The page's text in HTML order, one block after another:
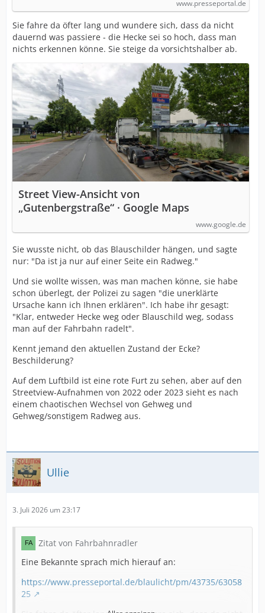
www.presseportal.de
Sie fahre da öfter lang und wundere sich, dass da nicht
dauernd was passiere - die Hecke sei so hoch, dass man
nichts erkennen könne. Sie steige da vorsichtshalber ab.
Street View-Ansicht von
„Gutenbergstraße“ · Google Maps
www.google.de
Sie wusste nicht, ob das Blauschilder hängen, und sagte
nur: "Da ist ja nur auf einer Seite ein Radweg."
Und sie wollte wissen, was man machen könne, sie habe
schon überlegt, der Polizei zu sagen "die unerklärte
Ursache kann ich Ihnen erklären". Ich habe ihr gesagt:
"Klar, entweder Hecke weg oder Blauschild weg, sodass
man auf der Fahrbahn radelt".
Kennt jemand den aktuellen Zustand der Ecke?
Beschilderung?
Auf dem Luftbild ist eine rote Furt zu sehen, aber auf den
Streetview-Aufnahmen von 2022 oder 2023 sieht es nach
einem chaotischen Wechsel von Gehweg und
Gehweg/sonstigem Radweg aus.
Ullie
3. Juli 2026 um 23:17
Zitat von Fahrbahnradler
Eine Bekannte sprach mich hierauf an:
https://www.presseportal.de/blaulicht/pm/43735/63058
25